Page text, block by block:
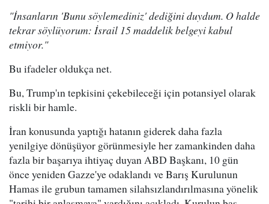
"İnsanların 'Bunu söylemediniz' dediğini duydum. O halde
tekrar söylüyorum: İsrail 15 maddelik belgeyi kabul
etmiyor."
Bu ifadeler oldukça net.
Bu, Trump'ın tepkisini çekebileceği için potansiyel olarak
riskli bir hamle.
İran konusunda yaptığı hatanın giderek daha fazla
yenilgiye dönüşüyor görünmesiyle her zamankinden daha
fazla bir başarıya ihtiyaç duyan ABD Başkanı, 10 gün
önce yeniden Gazze'ye odaklandı ve Barış Kurulunun
Hamas ile grubun tamamen silahsızlandırılmasına yönelik